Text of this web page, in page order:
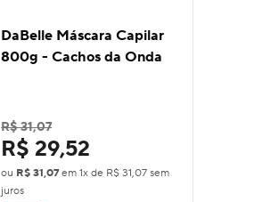
DaBelle Máscara Capilar
800g - Cachos da Onda
R$ 31,07
R$ 29,52
ou R$ 31,07 em1x de R$ 31,07 sem
juros